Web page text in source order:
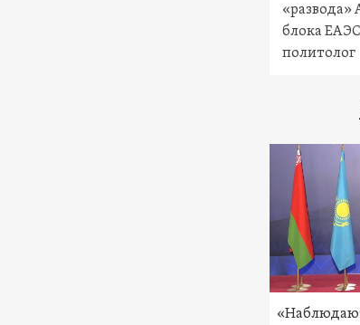
«развода»
блока
политолог